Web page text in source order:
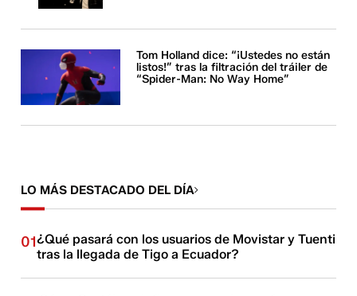
Tom Holland dice: “¡Ustedes no están
listos!” tras la filtración del tráiler de
“Spider-Man: No Way Home”
LO MÁS DESTACADO DEL DÍA
01¿Qué pasará con los usuarios de Movistar y Tuenti
tras la llegada de Tigo a Ecuador?